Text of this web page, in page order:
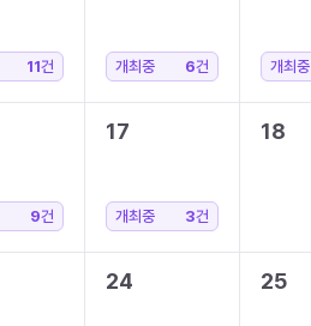
11건 개최중 6건 개최중
9건
17
개최중 3건
18
24 25